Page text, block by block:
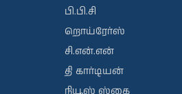
பி.பி.சி
றொய்ரேர்ஸ்
சி.என்.என்
தி கார்டியன்
நியூஸ் ஸ்கை